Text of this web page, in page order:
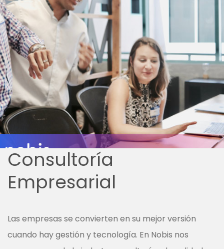
Consultoría
Empresarial
Las empresas se convierten en su mejor versión
cuando hay gestión y tecnología. En Nobis nos